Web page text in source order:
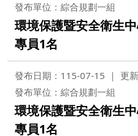
發布單位：綜合規劃一組
環境保護暨安全衛生
專員1名
發布日期：115-07-15
更
發布單位：綜合規劃一組
環境保護暨安全衛生
專員1名